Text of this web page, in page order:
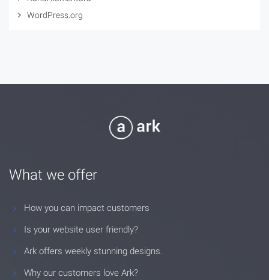
WordPress.org
What we offer
How you can impact customers
Is your website user friendly?
Ark offers weekly stunning designs.
Why our customers love Ark?